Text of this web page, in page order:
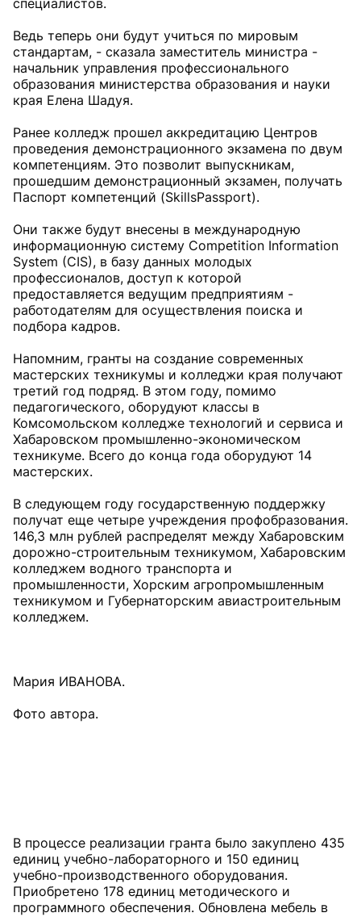
специалистов.
Ведь теперь они будут учиться по мировым
стандартам, - сказала заместитель министра -
начальник управления профессионального
образования министерства образования и науки
края Елена Шадуя.
Ранее колледж прошел аккредитацию Центров
проведения демонстрационного экзамена по двум
компетенциям. Это позволит выпускникам,
прошедшим демонстрационный экзамен, получать
Паспорт компетенций (SkillsPassport).
Они также будут внесены в международную
информационную систему Competition Information
System (CIS), в базу данных молодых
профессионалов, доступ к которой
предоставляется ведущим предприятиям -
работодателям для осуществления поиска и
подбора кадров.
Напомним, гранты на создание современных
мастерских техникумы и колледжи края получают
третий год подряд. В этом году, помимо
педагогического, оборудуют классы в
Комсомольском колледже технологий и сервиса и
Хабаровском промышленно-экономическом
техникуме. Всего до конца года оборудуют 14
мастерских.
В следующем году государственную поддержку
получат еще четыре учреждения профобразования.
146,3 млн рублей распределят между Хабаровским
дорожно-строительным техникумом, Хабаровским
колледжем водного транспорта и
промышленности, Хорским агропромышленным
техникумом и Губернаторским авиастроительным
колледжем.
Мария ИВАНОВА.
Фото автора.
В процессе реализации гранта было закуплено 435
единиц учебно-лабораторного и 150 единиц
учебно-производственного оборудования.
Приобретено 178 единиц методического и
программного обеспечения. Обновлена мебель в